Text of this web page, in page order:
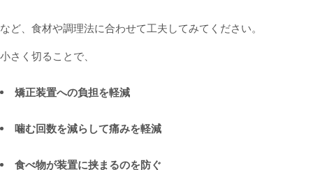
など、食材や調理法に合わせて工夫してみてください。
小さく切ることで、
矯正装置への負担を軽減
噛む回数を減らして痛みを軽減
食べ物が装置に挟まるのを防ぐ